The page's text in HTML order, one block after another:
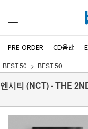
PRE-ORDER CD음반
BEST 50 BEST 50
엔시티 (NCT) - THE